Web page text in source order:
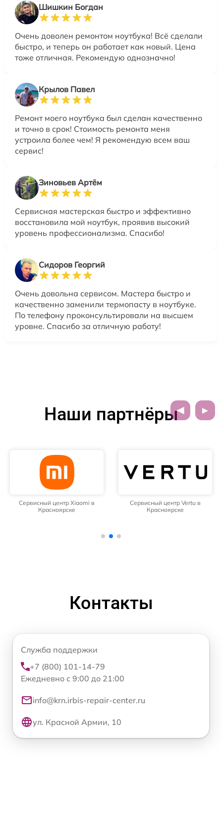
Шишкин Богдан
Очень доволен ремонтом ноутбука! Всё сделали
быстро, и теперь он работает как новый. Цена
тоже отличная. Рекомендую однозначно!
Крылов Павел
Ремонт моего ноутбука был сделан качественно
и точно в срок! Стоимость ремонта меня
устроила более чем! Я рекомендую всем ваш
сервис!
Зиновьев Артём
Сервисная мастерская быстро и эффективно
восстановила мой ноутбук, проявив высокий
уровень профессионализма. Спасибо!
Сидоров Георгий
Очень довольна сервисом. Мастера быстро и
качественно заменили термопасту в ноутбуке.
По телефону проконсультировали на высшем
уровне. Спасибо за отличную работу!
Наши партнёры
Сервисный центр Xiaomi в
Красноярске
Сервисный центр Vertu в
Красноярске
Контакты
Служба поддержки
+7 (800) 101-14-79
Ежедневно с 9:00 до 21:00
info@krn.irbis-repair-center.ru
ул. Красной Армии, 10